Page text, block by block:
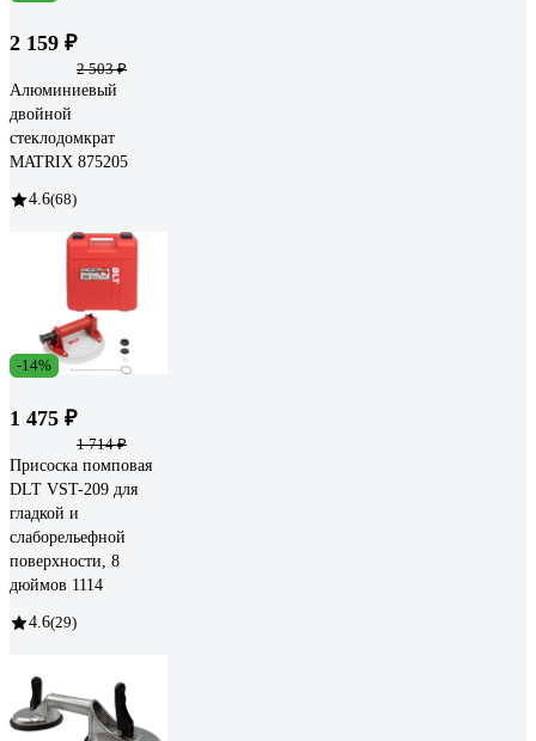
2 159 ₽
2 503 ₽
Алюминиевый
двойной
стеклодомкрат
MATRIX 875205
4.6(68)
-14%
1 475 ₽
1 714 ₽
Присоска помповая
DLT VST-209 для
гладкой и
слаборельефной
поверхности, 8
дюймов 1114
4.6(29)